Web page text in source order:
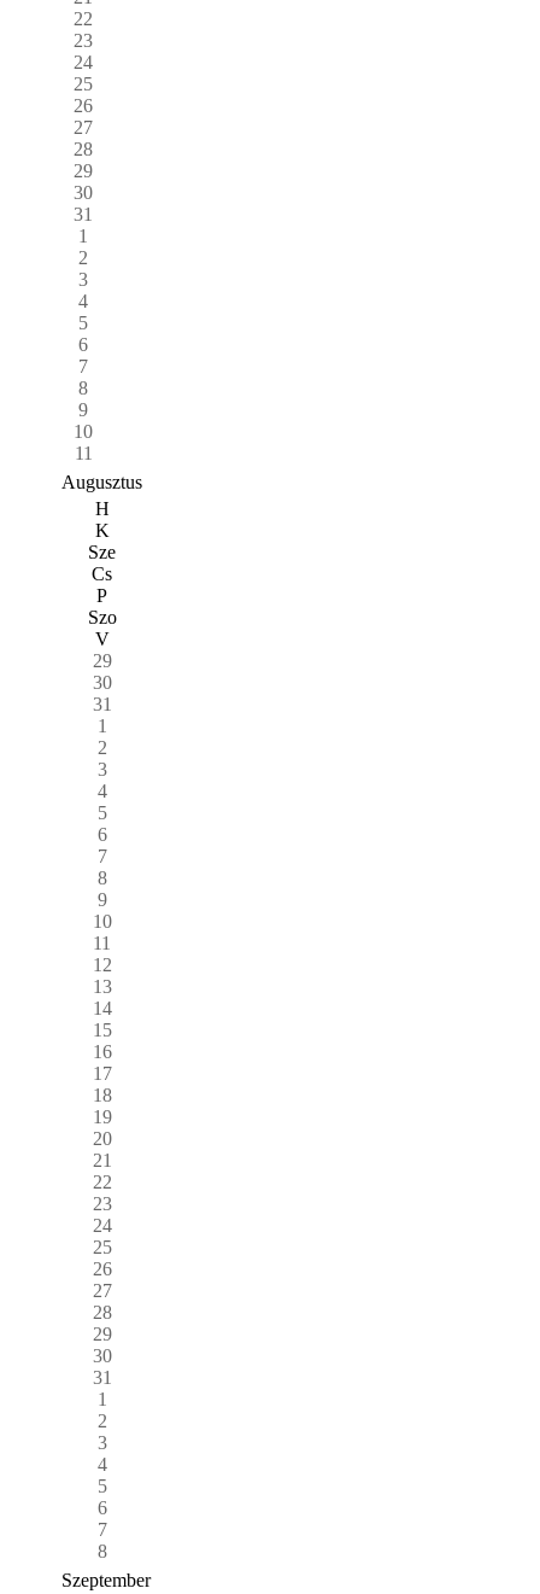
22
23
24
25
26
27
28
29
30
31
1
2
3
4
5
6
7
8
9
10
11
Augusztus
H
K
Sze
Cs
P
Szo
V
29
30
31
1
2
3
4
5
6
7
8
9
10
11
12
13
14
15
16
17
18
19
20
21
22
23
24
25
26
27
28
29
30
31
1
2
3
4
5
6
7
8
Szeptember